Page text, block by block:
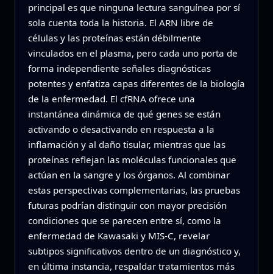
principal es que ninguna lectura sanguínea por sí
sola cuenta toda la historia. El ARN libre de
células y las proteínas están débilmente
vinculados en el plasma, pero cada uno porta de
forma independiente señales diagnósticas
potentes y enfatiza capas diferentes de la biología
de la enfermedad. El cfRNA ofrece una
instantánea dinámica de qué genes se están
activando o desactivando en respuesta a la
inflamación y al daño tisular, mientras que las
proteínas reflejan las moléculas funcionales que
actúan en la sangre y los órganos. Al combinar
estas perspectivas complementarias, las pruebas
futuras podrían distinguir con mayor precisión
condiciones que se parecen entre sí, como la
enfermedad de Kawasaki y MIS‑C, revelar
subtipos significativos dentro de un diagnóstico y,
en última instancia, respaldar tratamientos más